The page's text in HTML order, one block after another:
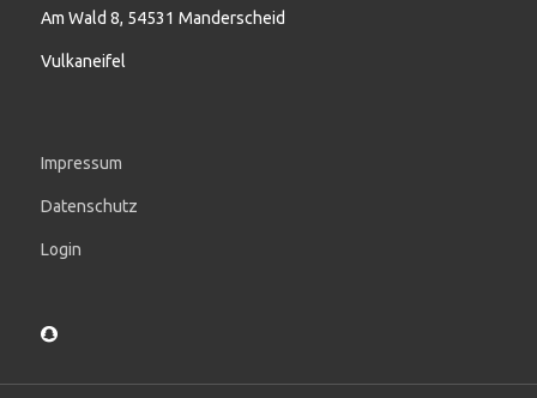
Am Wald 8, 54531 Manderscheid
Vulkaneifel
Impressum
Datenschutz
Login